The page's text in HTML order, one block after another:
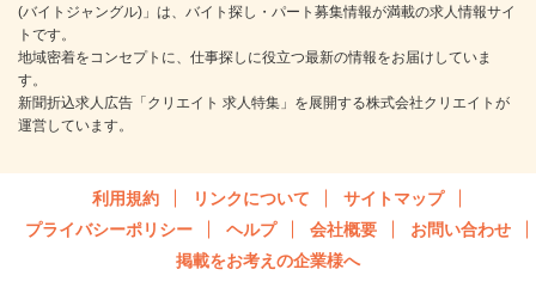
(バイトジャングル)」は、バイト探し・パート募集情報が満載の求人情報サイ
トです。
地域密着をコンセプトに、仕事探しに役立つ最新の情報をお届けしていま
す。
新聞折込求人広告「クリエイト 求人特集」を展開する株式会社クリエイトが
運営しています。
利用規約 リンクについて
サイトマップ
プライバシーポリシー
ヘルプ 会社概要
お問い合わせ
掲載をお考えの企業様へ